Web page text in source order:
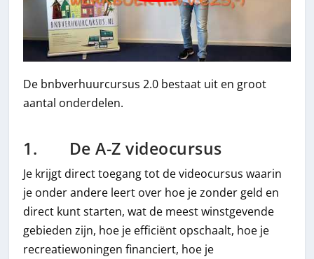
De bnbverhuurcursus 2.0 bestaat uit en groot
aantal onderdelen.
1. De A-Z videocursus
Je krijgt direct toegang tot de videocursus waarin
je onder andere leert over hoe je zonder geld en
direct kunt starten, wat de meest winstgevende
gebieden zijn, hoe je efficiënt opschaalt, hoe je
recreatiewoningen financiert, hoe je